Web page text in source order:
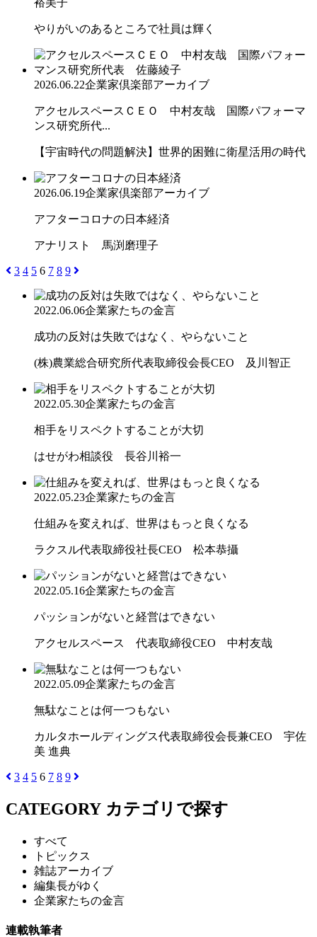
やりがいのあるところで社員は輝く
2026.06.22企業家倶楽部アーカイブ
アクセルスペースＣＥＯ 中村友哉 国際パフォーマ
ンス研究所代...
【宇宙時代の問題解決】世界的困難に衛星活用の時代
2026.06.19企業家倶楽部アーカイブ
アフターコロナの日本経済
アナリスト 馬渕磨理子
3 4 5 6 7 8 9
2022.06.06企業家たちの金言
成功の反対は失敗ではなく、やらないこと
(株)農業総合研究所代表取締役会長CEO 及川智正
2022.05.30企業家たちの金言
相手をリスペクトすることが大切
はせがわ相談役 長谷川裕一
2022.05.23企業家たちの金言
仕組みを変えれば、世界はもっと良くなる
ラクスル代表取締役社長CEO 松本恭攝
2022.05.16企業家たちの金言
パッションがないと経営はできない
アクセルスペース 代表取締役CEO 中村友哉
2022.05.09企業家たちの金言
無駄なことは何一つもない
カルタホールディングス代表取締役会長兼CEO 宇佐
美 進典
3 4 5 6 7 8 9
CATEGORY カテゴリで探す
すべて
トピックス
雑誌アーカイブ
編集長がゆく
企業家たちの金言
連載執筆者